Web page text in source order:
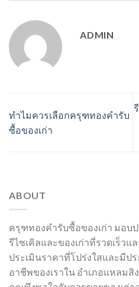
ADMIN
ทําไมควรเลือกครุฑทองคำรับ
ซื้อของเก่า
ABOUT
ครุฑทองคำรับซื้อของเก่า มอบ
รีไซเคิลและของเก่าที่รวดเร็วแ
ประเมินราคาที่โปร่งใสและมีป
อาชีพของเราใน อำเภอแหลมสิ